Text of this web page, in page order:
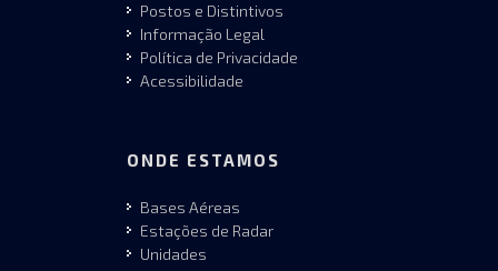
Postos e Distintivos
Informação Legal
Política de Privacidade
Acessibilidade
ONDE ESTAMOS
Bases Aéreas
Estações de Radar
Unidades